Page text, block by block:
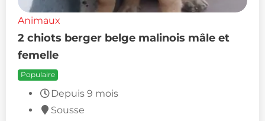
Animaux
2 chiots berger belge malinois mâle et
femelle
Populaire
Depuis 9 mois
Sousse